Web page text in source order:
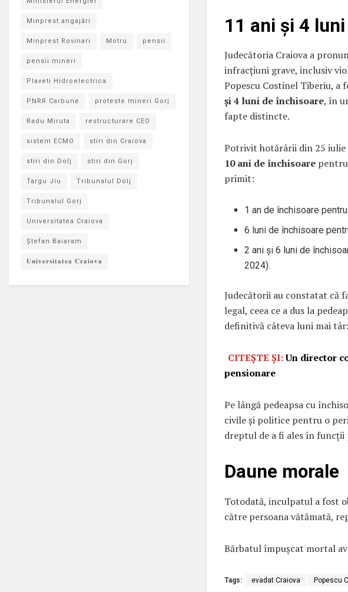
11 ani și 4
Judecătoria Craiova a
infracțiuni grave, inclusiv
Popescu Costinel Tiberiu, a
și 4 luni de închisoare, în
fapte distincte.
Potrivit hotărârii din 25 iulie
10 ani de închisoare
primit:
1 an de închisoare
6 luni de închisoare
2 ani și 6 luni de
2024).
Judecătorii au constatat că
legal, ceea ce a dus la
definitivă câteva luni mai
CITEȘTE ȘI:Un director
pensionare
Pe lângă pedeapsa cu
civile și politice pentru o
dreptul de a fi ales în funcții
Daune morale
Totodată, inculpatul a fost
către persoana vătămată,
Bărbatul împușcat mortal
Tags: evadat Craiova Popescu
Minprest angajări
Minprest Rovinari Motru pensii
pensii mineri
Plaveti Hidroelectrica
PNRR Carbune proteste mineri Gorj
Radu Miruta restructurare CEO
sistem ECMO stiri din Craiova
stiri din Dolj stiri din Gorj
Targu Jiu Tribunalul Dolj
Tribunalul Gorj
Universitatea Craiova
Ștefan Baiaram
𝐔𝐧𝐢𝐯𝐞𝐫𝐬𝐢𝐭𝐚𝐭𝐞𝐚 𝐂𝐫𝐚𝐢𝐨𝐯𝐚